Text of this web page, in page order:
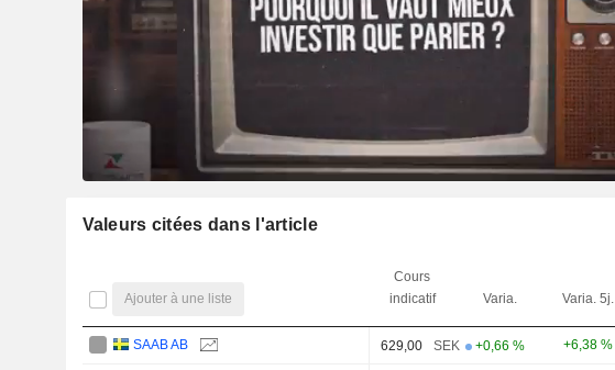
Valeurs citées dans l'article
Ajouter à une liste
Cours
indicatif
Varia. Varia. 5j.
SAAB AB 629,00 SEK +0,66 % +6,38 %